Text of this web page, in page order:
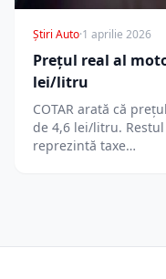
Știri Auto·1 aprilie 2026
Prețul real al
lei/litru
COTAR arată că
de 4,6 lei/litru.
reprezintă taxe…